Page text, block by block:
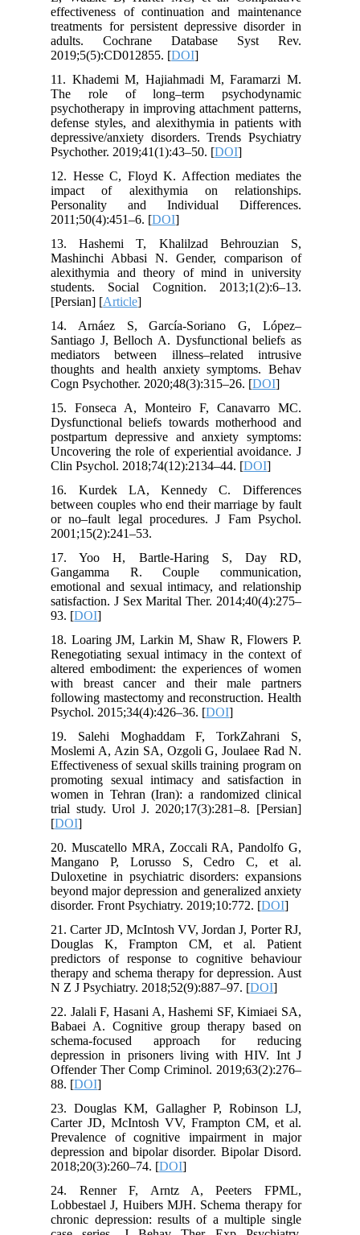
effectiveness of continuation and maintenance
treatments for persistent depressive disorder in
adults. Cochrane Database Syst Rev.
2019;5(5):CD012855. [DOI
11. Khademi M, Hajiahmadi M, Faramarzi M.
The role of long–term psychodynamic
psychotherapy in improving attachment patterns,
defense styles, and alexithymia in patients with
depressive/anxiety disorders. Trends Psychiatry
Psychother. 2019;41(1):43–50. [DOI
12. Hesse C, Floyd K. Affection mediates the
impact of alexithymia on relationships.
Personality and Individual Differences.
2011;50(4):451–6. [DOI
13. Hashemi T, Khalilzad Behrouzian S,
Mashinchi Abbasi N. Gender, comparison of
alexithymia and theory of mind in university
students. Social Cognition. 2013;1(2):6–13.
[Persian] [Article
14. Arnáez S, García-Soriano G, López–
Santiago J, Belloch A. Dysfunctional beliefs as
mediators between illness–related intrusive
thoughts and health anxiety symptoms. Behav
Cogn Psychother. 2020;48(3):315–26. [DOI
15. Fonseca A, Monteiro F, Canavarro MC.
Dysfunctional beliefs towards motherhood and
postpartum depressive and anxiety symptoms:
Uncovering the role of experiential avoidance. J
Clin Psychol. 2018;74(12):2134–44. [DOI
16. Kurdek LA, Kennedy C. Differences
between couples who end their marriage by fault
or no–fault legal procedures. J Fam Psychol.
2001;15(2):241–53.
17. Yoo H, Bartle-Haring S, Day RD,
Gangamma R. Couple communication,
emotional and sexual intimacy, and relationship
satisfaction. J Sex Marital Ther. 2014;40(4):275–
93. [DOI
18. Loaring JM, Larkin M, Shaw R, Flowers P.
Renegotiating sexual intimacy in the context of
altered embodiment: the experiences of women
with breast cancer and their male partners
following mastectomy and reconstruction. Health
Psychol. 2015;34(4):426–36. [DOI
19. Salehi Moghaddam F, TorkZahrani S,
Moslemi A, Azin SA, Ozgoli G, Joulaee Rad N.
Effectiveness of sexual skills training program on
promoting sexual intimacy and satisfaction in
women in Tehran (Iran): a randomized clinical
trial study. Urol J. 2020;17(3):281–8. [Persian]
[DOI
20. Muscatello MRA, Zoccali RA, Pandolfo G,
Mangano P, Lorusso S, Cedro C, et al.
Duloxetine in psychiatric disorders: expansions
beyond major depression and generalized anxiety
disorder. Front Psychiatry. 2019;10:772. [DOI
21. Carter JD, McIntosh VV, Jordan J, Porter RJ,
Douglas K, Frampton CM, et al. Patient
predictors of response to cognitive behaviour
therapy and schema therapy for depression. Aust
N Z J Psychiatry. 2018;52(9):887–97. [DOI
22. Jalali F, Hasani A, Hashemi SF, Kimiaei SA,
Babaei A. Cognitive group therapy based on
schema-focused approach for reducing
depression in prisoners living with HIV. Int J
Offender Ther Comp Criminol. 2019;63(2):276–
88. [DOI
23. Douglas KM, Gallagher P, Robinson LJ,
Carter JD, McIntosh VV, Frampton CM, et al.
Prevalence of cognitive impairment in major
depression and bipolar disorder. Bipolar Disord.
2018;20(3):260–74. [DOI
24. Renner F, Arntz A, Peeters FPML,
Lobbestael J, Huibers MJH. Schema therapy for
chronic depression: results of a multiple single